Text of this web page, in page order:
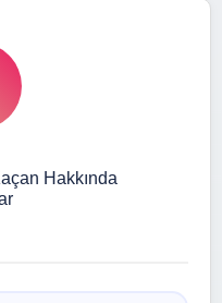
Hakkında